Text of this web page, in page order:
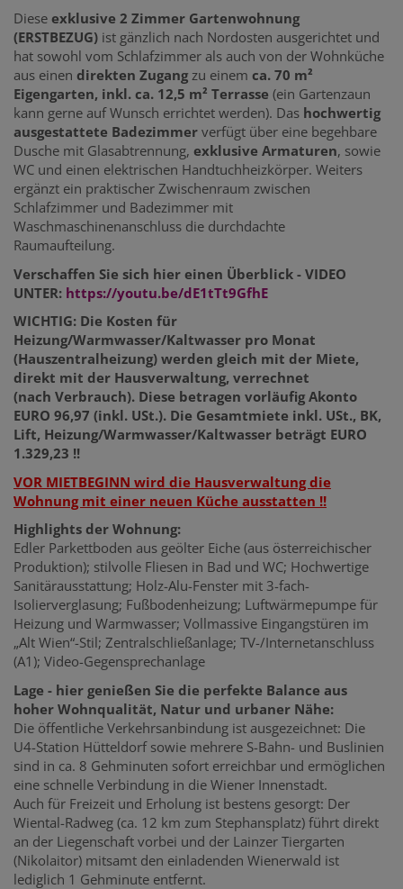
Diese exklusive 2 Zimmer Gartenwohnung
(ERSTBEZUG) ist gänzlich nach Nordosten ausgerichtet und
hat sowohl vom Schlafzimmer als auch von der Wohnküche
aus einen direkten Zugang zu einem ca. 70 m²
Eigengarten, inkl. ca. 12,5 m² Terrasse (ein Gartenzaun
kann gerne auf Wunsch errichtet werden). Das hochwertig
ausgestattete Badezimmer verfügt über eine begehbare
Dusche mit Glasabtrennung, exklusive Armaturen, sowie
WC und einen elektrischen Handtuchheizkörper. Weiters
ergänzt ein praktischer Zwischenraum zwischen
Schlafzimmer und Badezimmer mit
Waschmaschinenanschluss die durchdachte
Raumaufteilung.
Verschaffen Sie sich hier einen Überblick - VIDEO
UNTER: https://youtu.be/dE1tTt9GfhE
WICHTIG: Die Kosten für
Heizung/Warmwasser/Kaltwasser pro Monat
(Hauszentralheizung) werden gleich mit der Miete,
direkt mit der Hausverwaltung, verrechnet
(nach Verbrauch). Diese betragen vorläufig Akonto
EURO 96,97 (inkl. USt.). Die Gesamtmiete inkl. USt., BK,
Lift, Heizung/Warmwasser/Kaltwasser beträgt EURO
1.329,23 !!
VOR MIETBEGINN wird die Hausverwaltung die
Wohnung mit einer neuen Küche ausstatten !!
Highlights der Wohnung:
Edler Parkettboden aus geölter Eiche (aus österreichischer
Produktion); stilvolle Fliesen in Bad und WC; Hochwertige
Sanitärausstattung; Holz-Alu-Fenster mit 3-fach-
Isolierverglasung; Fußbodenheizung; Luftwärmepumpe für
Heizung und Warmwasser; Vollmassive Eingangstüren im
„Alt Wien“-Stil; Zentralschließanlage; TV-/Internetanschluss
(A1); Video-Gegensprechanlage
Lage - hier genießen Sie die perfekte Balance aus
hoher Wohnqualität, Natur und urbaner Nähe:
Die öffentliche Verkehrsanbindung ist ausgezeichnet: Die
U4-Station Hütteldorf sowie mehrere S-Bahn- und Buslinien
sind in ca. 8 Gehminuten sofort erreichbar und ermöglichen
eine schnelle Verbindung in die Wiener Innenstadt.
Auch für Freizeit und Erholung ist bestens gesorgt: Der
Wiental-Radweg (ca. 12 km zum Stephansplatz) führt direkt
an der Liegenschaft vorbei und der Lainzer Tiergarten
(Nikolaitor) mitsamt den einladenden Wienerwald ist
lediglich 1 Gehminute entfernt.